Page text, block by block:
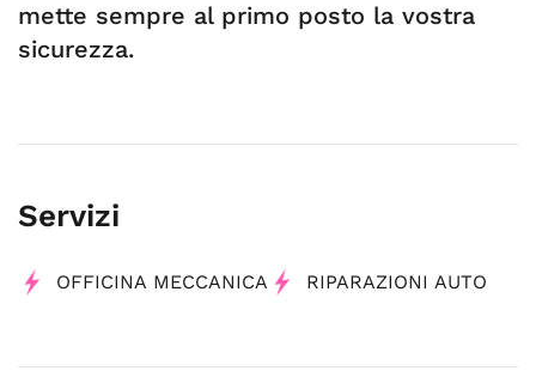
mette sempre al primo posto la vostra
sicurezza.
Servizi
OFFICINA MECCANICA RIPARAZIONI AUTO